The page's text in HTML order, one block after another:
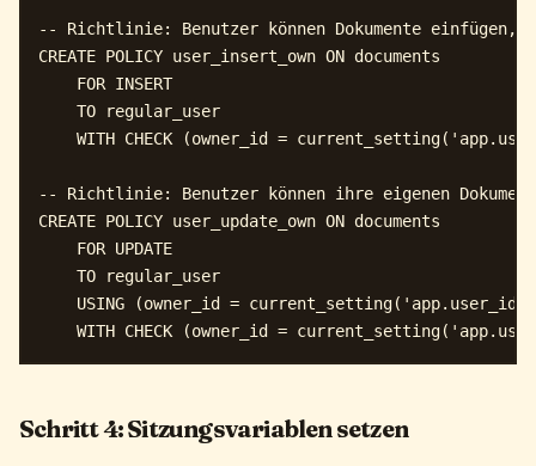
-- Richtlinie: Benutzer können Dokumente einfügen,
CREATE POLICY user_insert_own ON documents
    FOR INSERT
    TO regular_user
WITH CHECK (owner_id =
-- Richtlinie: Benutzer können ihre eigenen
CREATE POLICY user_update_own ON documents
    FOR UPDATE
    TO regular_user
USING (owner_id =
Schritt 4: Sitzungsvariablen setzen